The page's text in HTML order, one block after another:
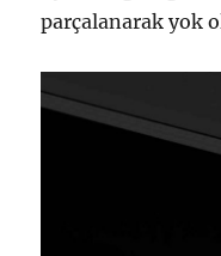
parçalanarak yok